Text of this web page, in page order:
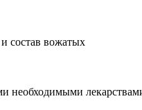
состав вожатых
необходимыми